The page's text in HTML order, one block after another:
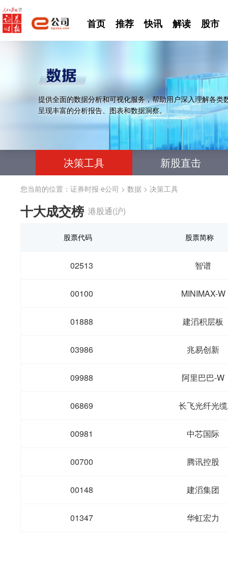
首页 推荐 快讯 解读 股市
提供全面的数据分析和可视化服务，帮助用户深入理解各
呈现丰富的分析报告、图表和数据洞察。
决策工具 新股直击
您当前的位置： 证券时报·e公司 > 数据 > 决策工具
十大成交榜 港股通(沪)
股票代码 股票简称
02513 智谱
00100 MINIMAX-W
01888 建滔积层板
03986 兆易创新
09988 阿里巴巴-W
06869 长飞光纤光缆
00981 中芯国际
00700 腾讯控股
00148 建滔集团
01347 华虹宏力